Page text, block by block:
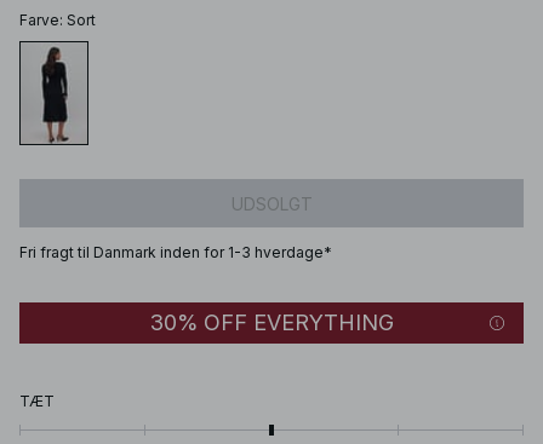
Farve: Sort
UDSOLGT
Fri fragt til Danmark inden for 1-3 hverdage*
30% OFF EVERYTHING
TÆT